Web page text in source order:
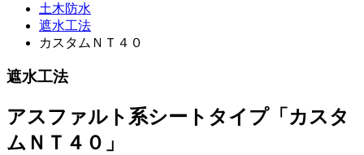
土木防水
遮水工法
カスタムＮＴ４０
遮水工法
アスファルト系シートタイプ「カスタ
ムＮＴ４０」